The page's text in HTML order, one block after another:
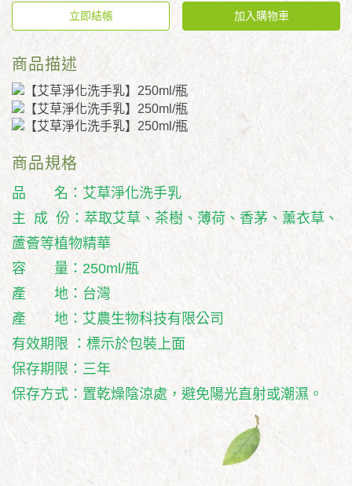
立即結帳 加入購物車
商品描述
商品規格
品 名：艾草淨化洗手乳
主 成 份：萃取艾草、茶樹、薄荷、香茅、薰衣草、
蘆薈等植物精華
容 量：250ml/瓶
產 地：台灣
產 地：艾農生物科技有限公司
有效期限 ：標示於包裝上面
保存期限：三年
保存方式：置乾燥陰涼處，避免陽光直射或潮濕。